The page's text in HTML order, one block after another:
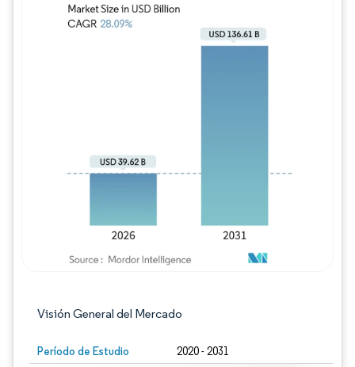
Visión General del Mercado
Período de Estudio 2020 - 2031